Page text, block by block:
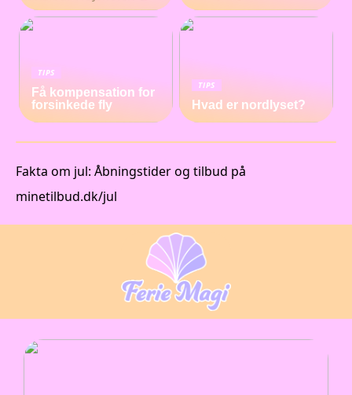
TIPS
Få kompensation for
forsinkede fly
TIPS
Hvad er nordlyset?
Fakta om jul: Åbningstider og tilbud på
minetilbud.dk/jul